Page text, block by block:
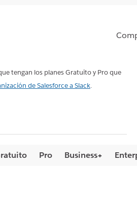
tengan los planes Gratuito y Pro que
de Salesforce a Slack.
Pro Business+